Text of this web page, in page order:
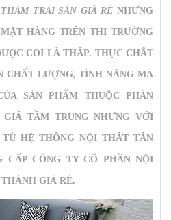
THẢM TRẢI SÀN GIÁ RẺ NHƯNG
HÀNG TRÊN THỊ TRƯỜNG
COI LÀ THẤP. THỰC CHẤT
CHẤT LƯỢNG, TÍNH NĂNG MÀ
SẢN PHẨM THUỘC PHÂN
TẦM TRUNG NHƯNG VỚI
HỆ THỐNG NỘI THẤT TÂN
CÔNG TY CỔ PHẦN NỘI
GIÁ RẺ.